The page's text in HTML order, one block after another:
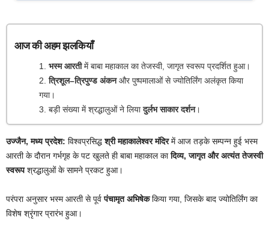
आज की अहम झलकियाँ
भस्म आरतीमें बाबा महाकाल का तेजस्वी, जागृत स्वरूप प्रदर्शित हुआ।
त्रिशूल–त्रिपुण्ड अंकनऔर पुष्पमालाओं से ज्योतिर्लिंग अलंकृत किया
गया।
बड़ी संख्या में श्रद्धालुओं ने लियादुर्लभ साकार दर्शन।
उज्जैन, मध्य प्रदेश: विश्वप्रसिद्धश्री महाकालेश्वर मंदिरमें आज तड़के सम्पन्न हुई भस्म
आरती के दौरान गर्भगृह के पट खुलते ही बाबा महाकाल कादिव्य, जागृत और अत्यंत तेजस्वी
स्वरूपश्रद्धालुओं के सामने प्रकट हुआ।
परंपरा अनुसार भस्म आरती से पूर्वपंचामृत अभिषेककिया गया, जिसके बाद ज्योतिर्लिंग का
विशेष श्रृंगार प्रारंभ हुआ।